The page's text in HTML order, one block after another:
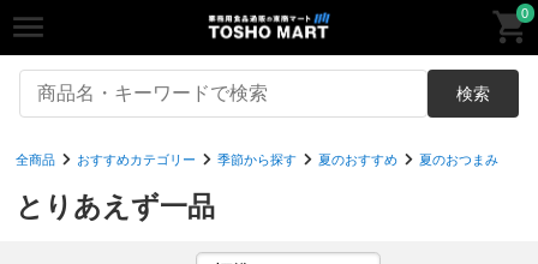
0
検索
全商品 おすすめカテゴリー 季節から探す 夏のおすすめ 夏のおつまみ
とりあえず一品